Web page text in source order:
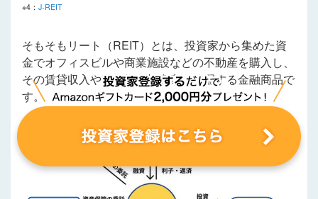
※4： J-REIT
そもそもリート（REIT）とは、投資家から集めた資
金でオフィスビルや商業施設などの不動産を購入し、
その賃貸収入や売却益を投資家に分配する金融商品で
す。